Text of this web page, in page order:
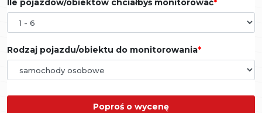
Ile pojazdów/obiektów chciałbyś monitorować
Rodzaj pojazdu/obiektu do monitorowania
Poproś o wycenę